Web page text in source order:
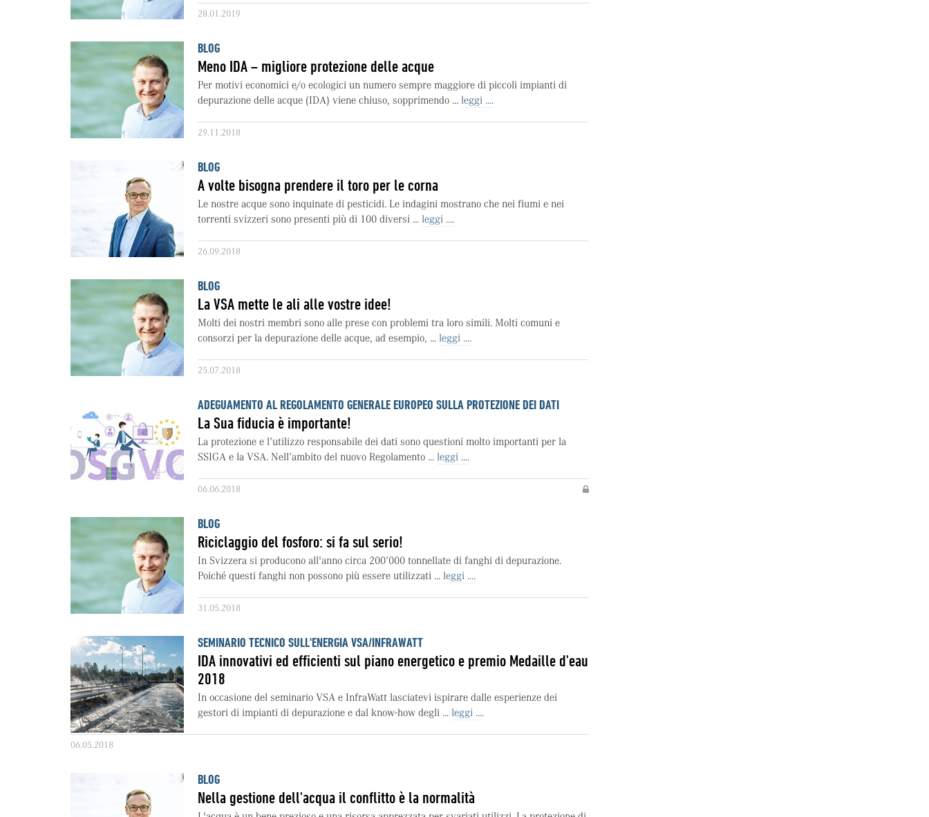
28.01.2019
BLOG
Meno IDA – migliore protezione delle acque
Per motivi economici e/o ecologici un numero sempre maggiore di piccoli impianti di
depurazione delle acque (IDA) viene chiuso, sopprimendo ... leggi ....
29.11.2018
BLOG
A volte bisogna prendere il toro per le corna
Le nostre acque sono inquinate di pesticidi. Le indagini mostrano che nei fiumi e nei
torrenti svizzeri sono presenti più di 100 diversi ... leggi ....
26.09.2018
BLOG
La VSA mette le ali alle vostre idee!
Molti dei nostri membri sono alle prese con problemi tra loro simili. Molti comuni e
consorzi per la depurazione delle acque, ad esempio, ... leggi ....
25.07.2018
ADEGUAMENTO AL REGOLAMENTO GENERALE EUROPEO SULLA PROTEZIONE DEI DATI
La Sua fiducia è importante!
La protezione e l’utilizzo responsabile dei dati sono questioni molto importanti per la
SSIGA e la VSA. Nell’ambito del nuovo Regolamento ... leggi ....
06.06.2018
BLOG
Riciclaggio del fosforo: si fa sul serio!
In Svizzera si producono all'anno circa 200’000 tonnellate di fanghi di depurazione.
Poiché questi fanghi non possono più essere utilizzati ... leggi ....
31.05.2018
SEMINARIO TECNICO SULL'ENERGIA VSA/INFRAWATT
IDA innovativi ed efficienti sul piano energetico e premio Medaille d'eau
2018
In occasione del seminario VSA e InfraWatt lasciatevi ispirare dalle esperienze dei
gestori di impianti di depurazione e dal know-how degli ... leggi ....
06.05.2018
BLOG
Nella gestione dell'acqua il conflitto è la normalità